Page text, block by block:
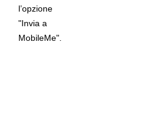
l’opzione
"Invia a
MobileMe".